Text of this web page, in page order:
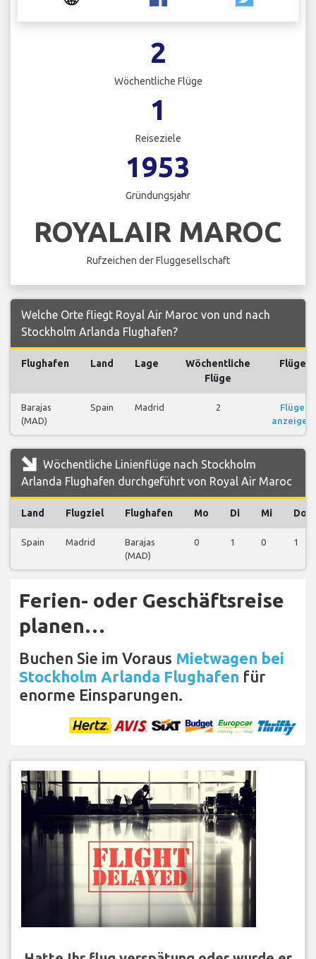
2
Wöchentliche Flüge
1
Reiseziele
1953
Gründungsjahr
ROYALAIR MAROC
Rufzeichen der Fluggesellschaft
Welche Orte fliegt Royal Air Maroc von und nach
Stockholm Arlanda Flughafen?
Flughafen Land Lage
Wöchentliche
Flüge
Flüge
Barajas
(MAD)
Spain Madrid 2
Flüge
anzeigen
Wöchentliche Linienflüge nach Stockholm
Arlanda Flughafen durchgeführt von Royal Air Maroc
Land Flugziel Flughafen Mo Di Mi Do
Spain Madrid
Barajas
(MAD)
0 1 0 1
Ferien- oder Geschäftsreise
planen…
Buchen Sie im Voraus Mietwagen bei
Stockholm Arlanda Flughafen für
enorme Einsparungen.